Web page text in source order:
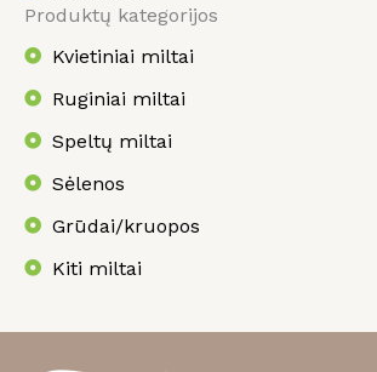
Produktų kategorijos
Kvietiniai miltai
Ruginiai miltai
Speltų miltai
Sėlenos
Grūdai/kruopos
Kiti miltai